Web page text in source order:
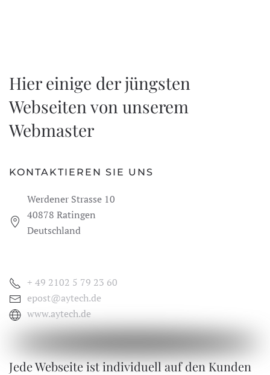
Hier einige der jüngsten
Webseiten von unserem
Webmaster
KONTAKTIEREN SIE UNS
Werdener Strasse 10
40878 Ratingen
Deutschland
+ 49 2102 5 79 23 60
epost@aytech.de
www.aytech.de
Jede Webseite ist individuell auf den Kunden